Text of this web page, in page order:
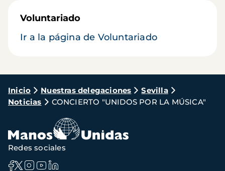
Voluntariado
Ir a la página de Voluntariado
Ruta
de
navegación
Inicio Nuestras delegaciones
Sevilla
Noticias
CONCIERTO "UNIDOS POR LA MÚSICA"
Redes sociales